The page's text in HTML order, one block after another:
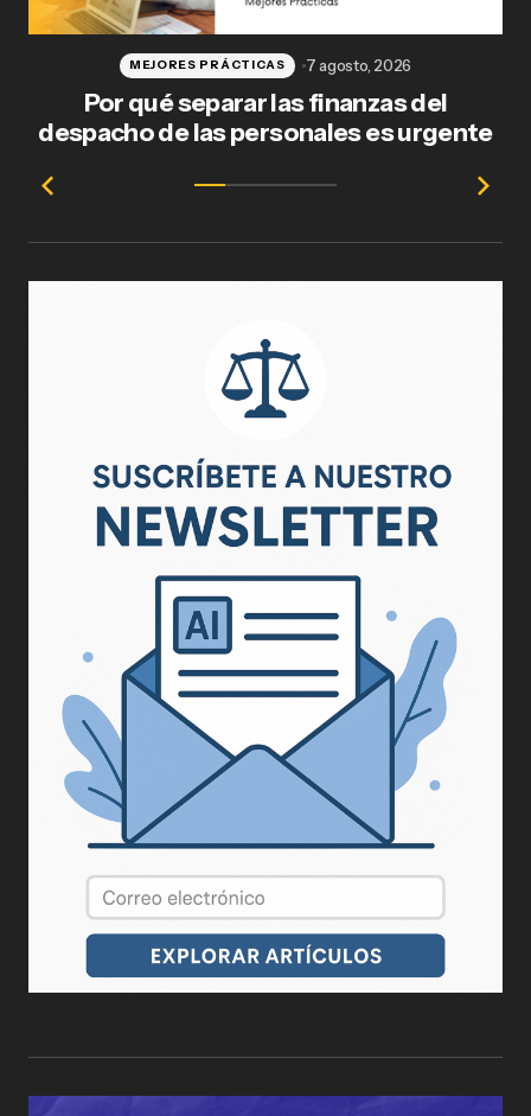
Por qué separar las finanzas del
despacho de las personales es urgente
MEJORES PRÁCTICAS 7 agosto, 2026